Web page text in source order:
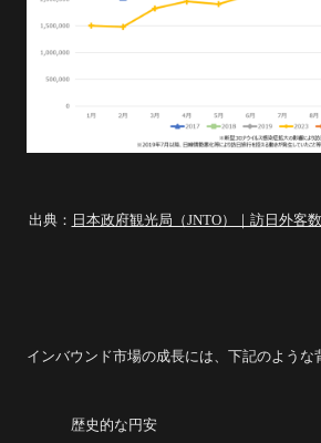
出典： 日本政府観光局（JNTO）｜訪日外客
インバウンド市場の成長には、下記のような
歴史的な円安